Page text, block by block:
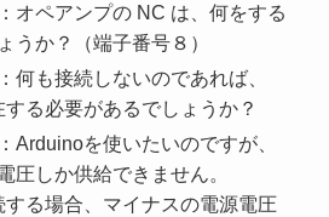
オペアンプの NC は、何をする
うか？（端子番号８）
何も接続しないのであれば、
る必要があるでしょうか？
Arduinoを使いたいのですが、
圧しか供給できません。
る場合、マイナスの電源電圧